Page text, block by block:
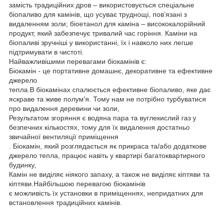
замість традиційних дров – використовується спеціальне
біопаливо для камінів, що усуває труднощі, пов’язані з
видаленням золи; біоетанол для каміна – висококалорійний
продукт, який забезпечує тривалий час горіння. Каміни на
біопаливі зручніші у використанні, їх і навколо них легше
підтримувати в чистоті.
Найважливішими перевагами біокамінів є:
Біокамін - це портативне домашнє, декоративне та ефективне
джерело
тепла.В біокамінах спалюється ефективне біопаливо, яке дає
яскраве та живе полум'я. Тому нам не потрібно турбуватися
про видалення деревини чи золи,
Результатом згоряння є водяна пара та вуглекислий газ у
безпечних кількостях, тому для їх видалення достатньо
звичайної вентиляції приміщення
. Біокамін, який розглядається як прикраса та/або додаткове
джерело тепла, працює навіть у квартирі багатоквартирного
будинку,
Камін не виділяє ніякого запаху, а також не виділяє кіптяви та
кіптяви.Найбільшою перевагою біокамінів
є можливість їх установки в приміщеннях, непридатних для
встановлення традиційних камінів.